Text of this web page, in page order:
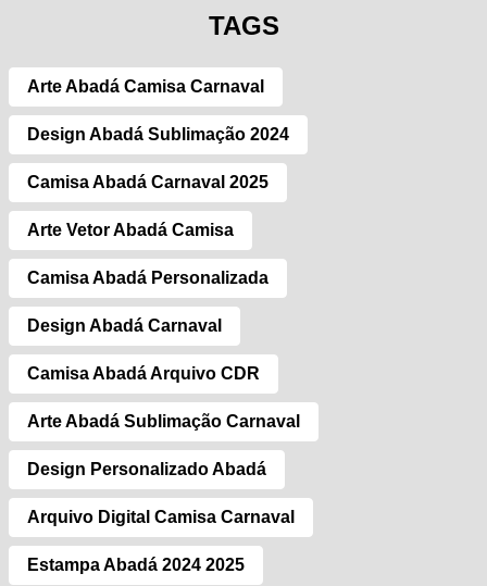
TAGS
Arte Abadá Camisa Carnaval
Design Abadá Sublimação 2024
Camisa Abadá Carnaval 2025
Arte Vetor Abadá Camisa
Camisa Abadá Personalizada
Design Abadá Carnaval
Camisa Abadá Arquivo CDR
Arte Abadá Sublimação Carnaval
Design Personalizado Abadá
Arquivo Digital Camisa Carnaval
Estampa Abadá 2024 2025